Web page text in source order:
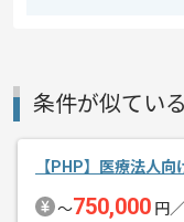
精算・お支払い
条件が似てい
【PHP】医療法人
〜750,000 円